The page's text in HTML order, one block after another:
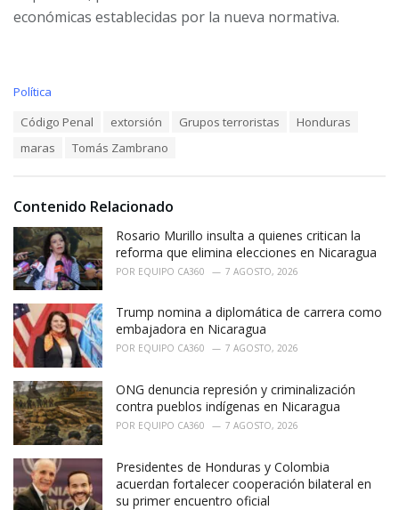
económicas establecidas por la nueva normativa.
C
i
:
Política
Código Penal extorsión Grupos terroristas
Honduras
maras
Tomás Zambrano
Contenido Relacionado
Rosario Murillo insulta a quienes critican la
reforma que elimina elecciones en Nicaragua
POR EQUIPO CA360 7 AGOSTO, 2026
Trump nomina a diplomática de carrera como
embajadora en Nicaragua
POR EQUIPO CA360 7 AGOSTO, 2026
ONG denuncia represión y criminalización
contra pueblos indígenas en Nicaragua
POR EQUIPO CA360 7 AGOSTO, 2026
Presidentes de Honduras y Colombia
acuerdan fortalecer cooperación bilateral en
su primer encuentro oficial